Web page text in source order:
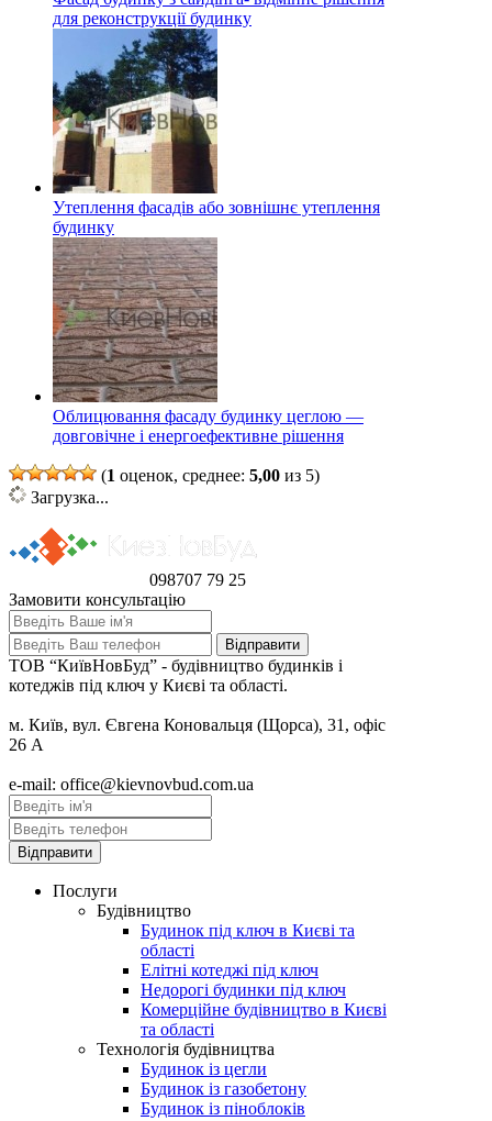
для реконструкції будинку
Утеплення фасадів або зовнішнє утеплення
будинку
Облицювання фасаду будинку цеглою —
довговічне і енергоефективне рішення
(1 оценок, среднее: 5,00 из 5)
Загрузка...
098707 79 25
Замовити консультацію
ТОВ “КиївНовБуд” - будівництво будинків і
котеджів під ключ у Києві та області.
м. Київ, вул. Євгена Коновальця (Щорса), 31, офіс
26 А
e-mail: office@kievnovbud.com.ua
Послуги
Будівництво
Будинок під ключ в Києві та
області
Елітні котеджі під ключ
Недорогі будинки під ключ
Комерційне будівництво в Києві
та області
Технологія будівництва
Будинок із цегли
Будинок із газобетону
Будинок із піноблоків